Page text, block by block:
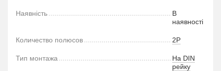
Наявність
В
наявності
Количество полюсов 2P
Тип монтажа
На DIN
рейку